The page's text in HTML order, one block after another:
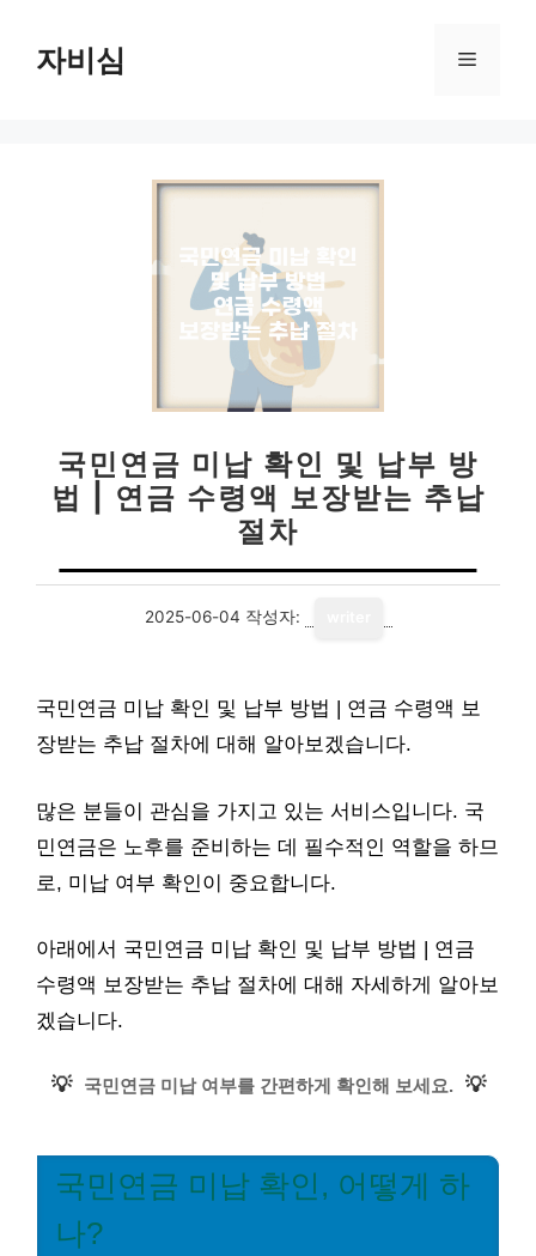
자비심 메
국민연금 미납 확인 및 납부 방
법 | 연금 수령액 보장받는 추납
절차
2025-06-04 작성자:
국민연금 미납 확인 및 납부 방법 | 연금 수령액 보
장받는 추납 절차에 대해 알아보겠습니다.
많은 분들이 관심을 가지고 있는 서비스입니다. 국
민연금은 노후를 준비하는 데 필수적인 역할을 하므
로, 미납 여부 확인이 중요합니다.
아래에서 국민연금 미납 확인 및 납부 방법 | 연금
수령액 보장받는 추납 절차에 대해 자세하게 알아보
겠습니다.
💡 국민연금 미납 여부를 간편하게 확인해 보세요. 💡
국민연금 미납 확인, 어떻게 하
나?